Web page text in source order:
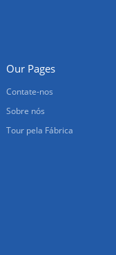
Our Pages
Contate-nos
Sobre nós
Tour pela Fábrica